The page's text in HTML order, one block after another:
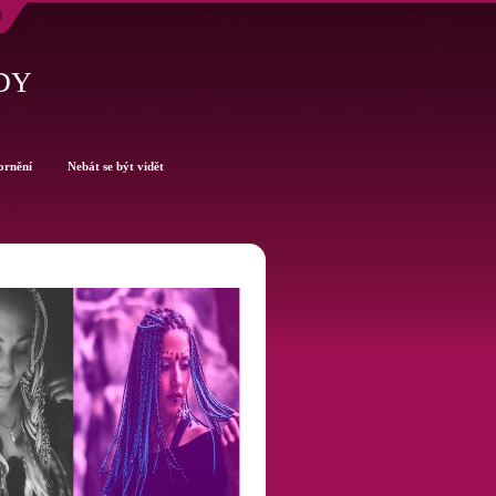
Nebát se být vidět